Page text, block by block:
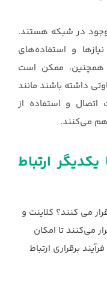
در شبکه هستند.
و ‏استفاده‌های
همچنین، ممکن است
داشته باشند مانند
اتصال و استفاده از
می‌کنند.‏
ارتباط
می کنند؟ کلاینت و
می‌کنند تا امکان
برقراری ارتباط